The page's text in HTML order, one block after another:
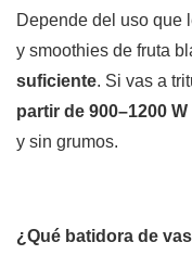
Depende del uso que
y smoothies de fruta
suficiente. Si vas a
partir de 900–1200 W
y sin grumos.
¿Qué batidora de